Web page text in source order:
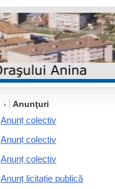
Anunţuri
Anunț colectiv
Anunț colectiv
Anunț colectiv
Anunț licitație publică